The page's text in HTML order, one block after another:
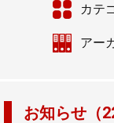
カテ
アー
お知らせ（